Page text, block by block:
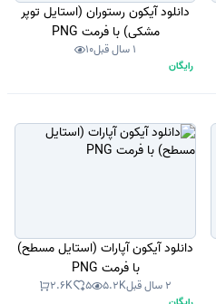
دانلود آیکون رستوران (استایل توپر
مشکی) با فرمت PNG
1 سال قبل 10
رایگان
دانلود آیکون آپارات (استایل مسطح)
با فرمت PNG
2 سال قبل 5.2K
5
2.6K